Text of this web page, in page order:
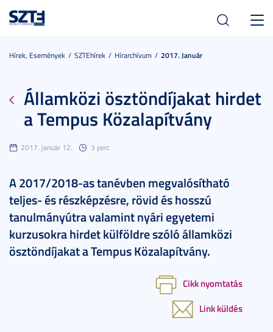
Hírek, Események SZTEhírek Hírarchívum 2017. Január
Államközi ösztöndíjakat hirdet
a Tempus Közalapítvány
2017. január 12. 3 perc
A 2017/2018-as tanévben megvalósítható
teljes- és részképzésre, rövid és hosszú
tanulmányútra valamint nyári egyetemi
kurzusokra hirdet külföldre szóló államközi
ösztöndíjakat a Tempus Közalapítvány.
Cikk nyomtatás
Link küldés